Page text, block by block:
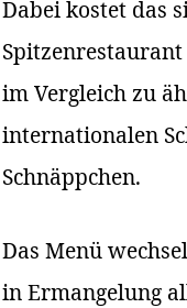
Dabei kostet das
im Vergleich zu
internationalen
Schnäppchen.
Das Menü
in Ermangelung